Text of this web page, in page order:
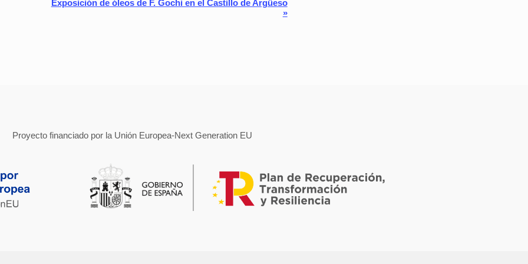
Exposición de óleos de F. Gochi en el Castillo de Argüeso
»
Proyecto financiado por la Unión Europea-Next Generation EU